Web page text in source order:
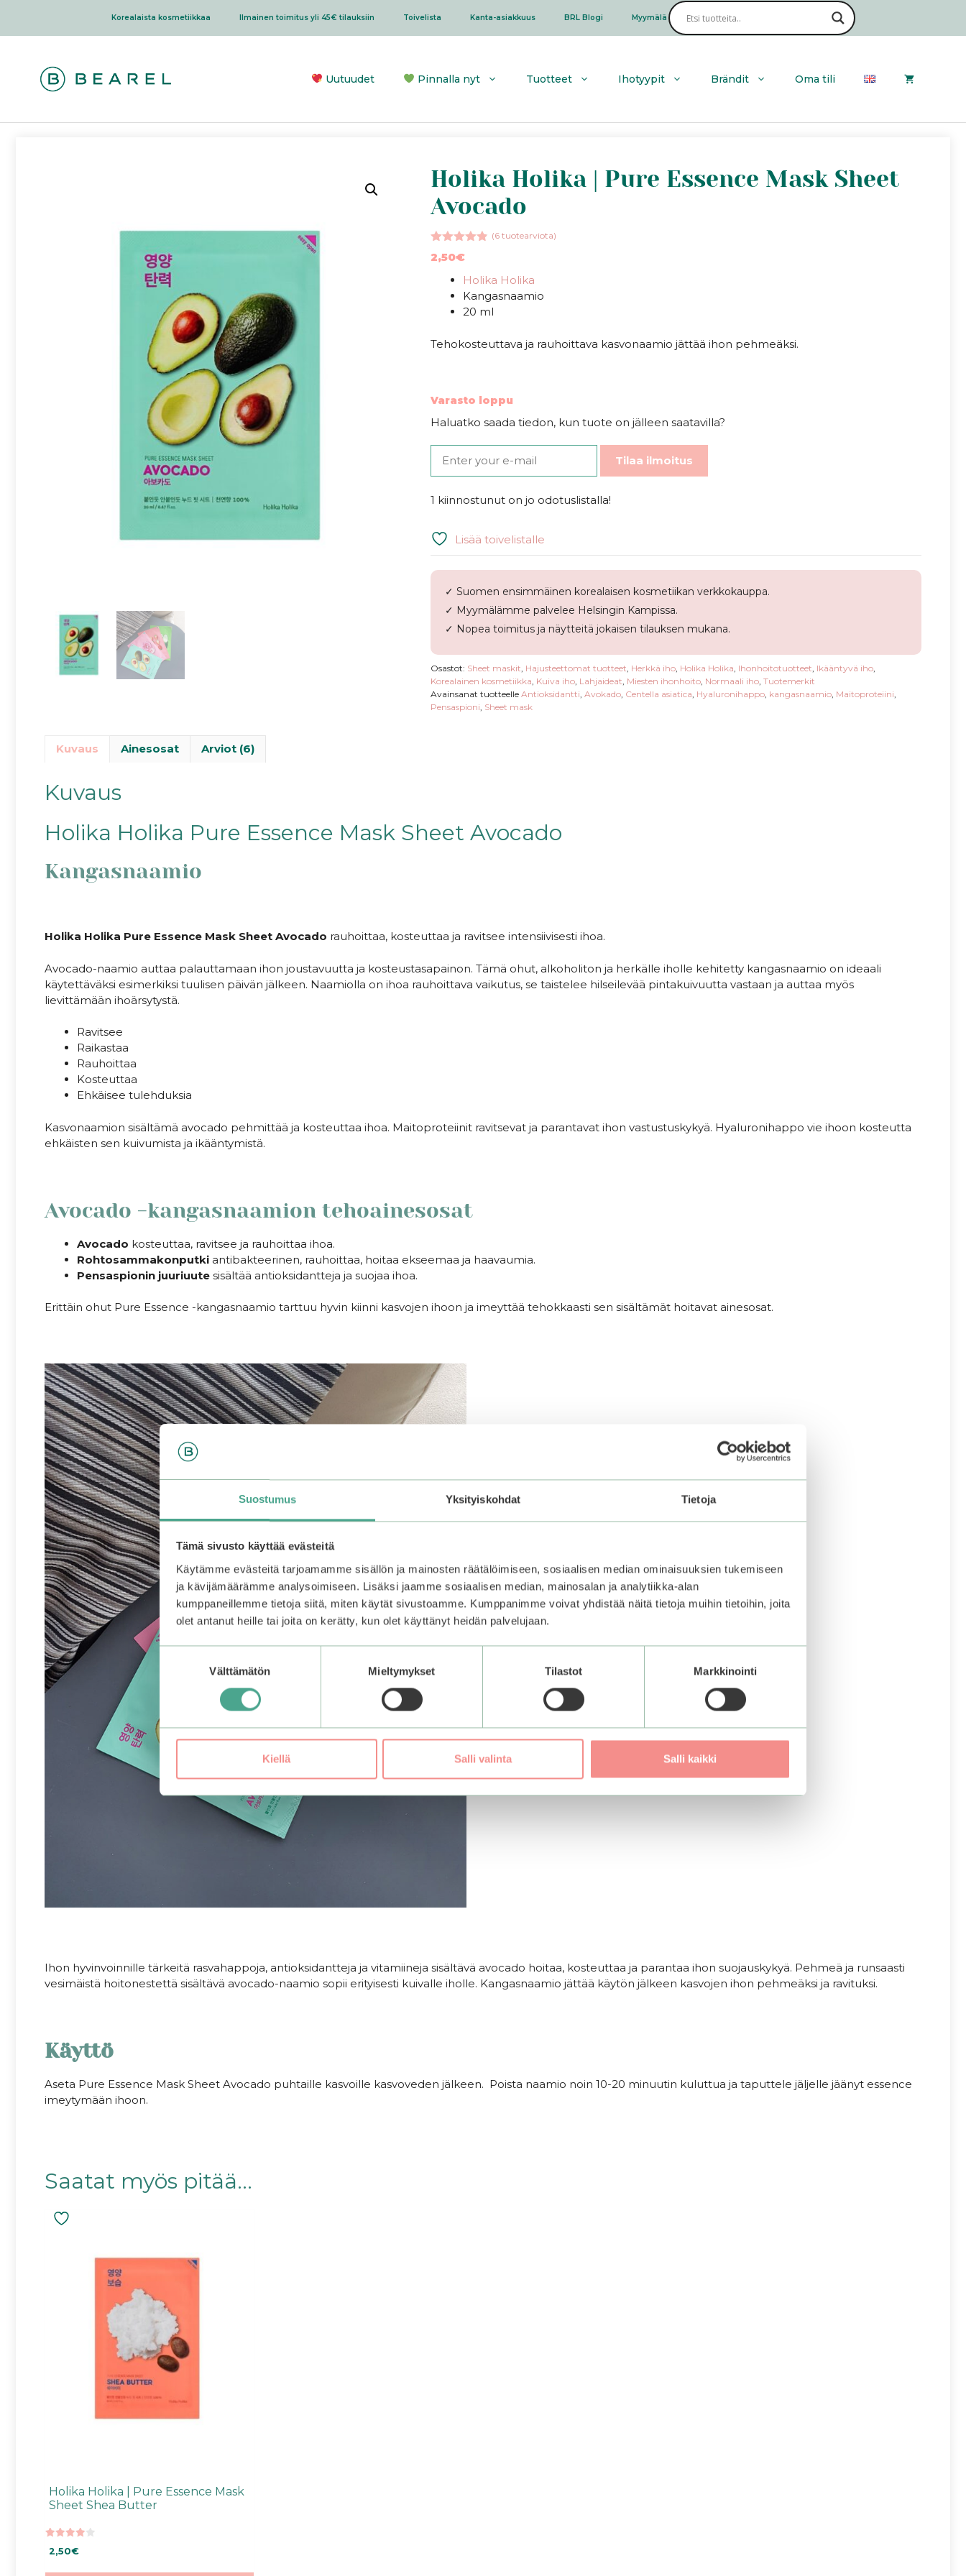
Suostumus Yksityiskohdat Tietoja
Tämä sivusto käyttää evästeitä
Käytämme evästeitä tarjoamamme sisällön ja mainosten räätälöimiseen, sosiaalisen median ominaisuuksien tukemiseen
ja kävijämäärämme analysoimiseen. Lisäksi jaamme sosiaalisen median, mainosalan ja analytiikka-alan
kumppaneillemme tietoja siitä, miten käytät sivustoamme. Kumppanimme voivat yhdistää näitä tietoja muihin tietoihin, joita
olet antanut heille tai joita on kerätty, kun olet käyttänyt heidän palvelujaan.
Välttämätön Mieltymykset Tilastot Markkinointi
Kiellä Salli valinta Salli kaikki
Korealaista kosmetiikkaa Ilmainen toimitus yli 45€ tilauksiin Toivelista Kanta-asiakkuus BRL Blogi Myymälä Haku
Uutuudet Pinnalla nyt Tuotteet Ihotyypit Brändit Oma tili
Holika Holika | Pure Essence Mask Sheet
Avocado
4.835:stä
(6tuotearviota)
2,50€
Holika Holika
Kangasnaamio
20 ml
Tehokosteuttava ja rauhoittava kasvonaamio jättää ihon pehmeäksi.
Varasto loppu
Haluatko saada tiedon, kun tuote on jälleen saatavilla?
Tilaa ilmoitus
1 kiinnostunut on jo odotuslistalla!
Lisää toivelistalle
✓ Suomen ensimmäinen korealaisen kosmetiikan verkkokauppa.
✓ Myymälämme palvelee Helsingin Kampissa.
✓ Nopea toimitus ja näytteitä jokaisen tilauksen mukana.
Osastot: Sheet maskit Hajusteettomat tuotteet Herkkä iho, Holika Holika Ihonhoitotuotteet Ikääntyvä iho,
Korealainen kosmetiikka Kuiva iho, Lahjaideat Miesten ihonhoito, Normaali iho, Tuotemerkit
Avainsanat tuotteelle Antioksidantti Avokado, Centella asiatica Hyaluronihappo, kangasnaamio, Maitoproteiini
Pensaspioni Sheet mask
Kuvaus Ainesosat Arviot (6)
Kuvaus
Holika Holika Pure Essence Mask Sheet Avocado
Kangasnaamio
Holika Holika Pure Essence Mask Sheet Avocado rauhoittaa, kosteuttaa ja ravitsee intensiivisesti ihoa.
Avocado-naamio auttaa palauttamaan ihon joustavuutta ja kosteustasapainon. Tämä ohut, alkoholiton ja herkälle iholle kehitetty kangasnaamio on ideaali
käytettäväksi esimerkiksi tuulisen päivän jälkeen. Naamiolla on ihoa rauhoittava vaikutus, se taistelee hilseilevää pintakuivuutta vastaan ja auttaa myös
lievittämään ihoärsytystä.
Ravitsee
Raikastaa
Rauhoittaa
Kosteuttaa
Ehkäisee tulehduksia
Kasvonaamion sisältämä avocado pehmittää ja kosteuttaa ihoa. Maitoproteiinit ravitsevat ja parantavat ihon vastustuskykyä. Hyaluronihappo vie ihoon kosteutta
ehkäisten sen kuivumista ja ikääntymistä.
Avocado -kangasnaamion tehoainesosat
Avocado kosteuttaa, ravitsee ja rauhoittaa ihoa.
Rohtosammakonputki antibakteerinen, rauhoittaa, hoitaa ekseemaa ja haavaumia.
Pensaspionin juuriuute sisältää antioksidantteja ja suojaa ihoa.
Erittäin ohut Pure Essence -kangasnaamio tarttuu hyvin kiinni kasvojen ihoon ja imeyttää tehokkaasti sen sisältämät hoitavat ainesosat.
Ihon hyvinvoinnille tärkeitä rasvahappoja, antioksidantteja ja vitamiineja sisältävä avocado hoitaa, kosteuttaa ja parantaa ihon suojauskykyä. Pehmeä ja runsaasti
vesimäistä hoitonestettä sisältävä avocado-naamio sopii erityisesti kuivalle iholle. Kangasnaamio jättää käytön jälkeen kasvojen ihon pehmeäksi ja ravituksi.
Käyttö
Aseta Pure Essence Mask Sheet Avocado puhtaille kasvoille kasvoveden jälkeen. Poista naamio noin 10-20 minuutin kuluttua ja taputtele jäljelle jäänyt essence
imeytymään ihoon.
Saatat myös pitää...
Holika Holika | Pure Essence Mask
Sheet Shea Butter
4.00
5:stä
2,50€